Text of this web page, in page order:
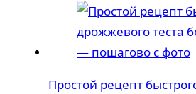
Простой рецепт